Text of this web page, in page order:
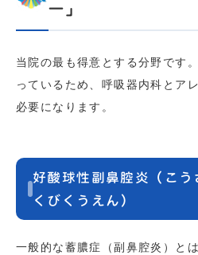
ー」
当院の最も得意とする分野です
っているため、呼吸器内科とア
必要になります。
好酸球性副鼻腔炎（こう
くびくうえん）
一般的な蓄膿症（副鼻腔炎）と